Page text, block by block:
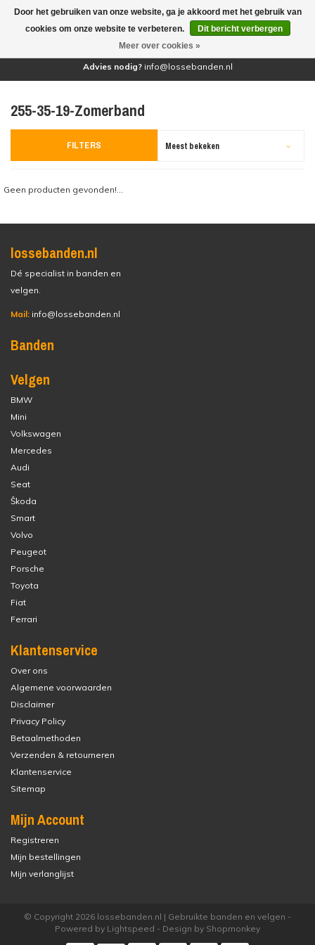
(0)
Advies nodig? info@lossebanden.nl
255-35-19-Zomerband
FILTERS Meest bekeken
Geen producten gevonden!...
lossebanden.nl
Dé specialist in banden en
velgen.
Mail: info@lossebanden.nl
Banden
Velgen
BMW
Mini
Volkswagen
Mercedes
Audi
Seat
Škoda
Smart
Volvo
Peugeot
Porsche
Toyota
Fiat
Ferrari
Klantenservice
Over ons
Algemene voorwaarden
Disclaimer
Privacy Policy
Betaalmethoden
Verzenden & retourneren
Klantenservice
Sitemap
Mijn Account
Registreren
Mijn bestellingen
Mijn verlanglijst
© Copyright 2026 lossebanden.nl | Gebruikte banden en velgen -
Powered by Lightspeed - Design by Shopmonkey
Door het gebruiken van onze website, ga je akkoord met het gebruik van
cookies om onze website te verbeteren.
Dit bericht verbergen
Meer over cookies »